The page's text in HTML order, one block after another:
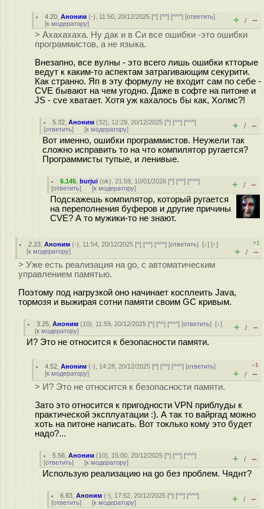
4.20 ,Аноним (-), 11:50, 20/12/2025 [^] [^^] [^^^] [ответить]
[к модератору] + / –
> Ахахахаха. Ну дак и в Си все ошибки -это ошибки
программистов, а не языка.
Внезапно, все вулны - это всего лишь ошибки ктторые
ведут к каким-то аспектам затрагивающим секурити.
Как странно. Яп в эту формулу не входит сам по себе -
CVE бывают на чем угодно. Даже в софте на питоне и
JS - cve хватает. Хотя уж кахалось бы как, Холмс?!
5.32 ,Аноним (32), 12:29, 20/12/2025 [^] [^^] [^^^]
[ответить] [к модератору] + / –
Вот именно, ошибки программистов. Неужели так
сложно исправить то на что компилятор ругается?
Программисты тупые, и ленивые.
6.145 ,burjui (ok), 21:59, 10/01/2026 [^] [^^] [^^^]
[ответить] [к модератору] + / –
Подскажешь компилятор, который ругается
на переполнения буферов и другие причины
CVE? А то мужики-то не знают.
2.23 ,Аноним (-), 11:54, 20/12/2025 [^] [^^] [^^^] [ответить][↓] [↑]
[к модератору]
+1
+ / –
> Уже есть реализация на go, с автоматическим
управлением памятью.
Поэтому под нагрузкой оно начинает косплеить Java,
тормозя и выжирая сотни памяти своим GC кривым.
3.25 ,Аноним (10), 11:59, 20/12/2025 [^] [^^] [^^^] [ответить][↓]
[к модератору] + / –
И? Это не относится к безопасности памяти.
4.52 ,Аноним (-), 14:28, 20/12/2025 [^] [^^] [^^^] [ответить]
[к модератору]
–1
+ / –
> И? Это не относится к безопасности памяти.
Зато это относится к пригодности VPN приблуды к
практической эксплуатации :). А так то вайргад можно
хоть на питоне написать. Вот токлько кому это будет
надо?...
5.56 ,Аноним (10), 15:00, 20/12/2025 [^] [^^] [^^^]
[ответить] [к модератору] + / –
Использую реализацию на go без проблем. Чяднт?
6.83 ,Аноним (-), 17:52, 20/12/2025 [^] [^^] [^^^]
[ответить] [к модератору] + / –